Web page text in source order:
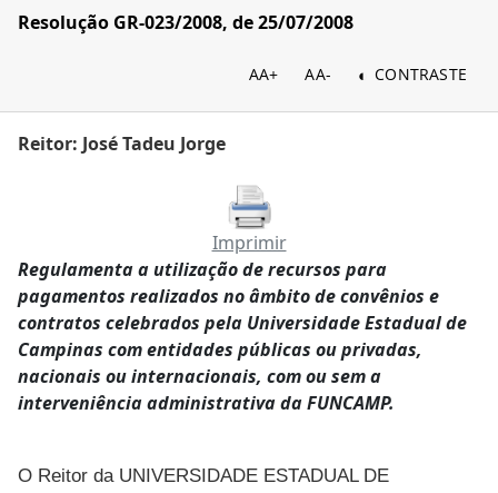
Resolução GR-023/2008, de 25/07/2008
AA+ AA- CONTRASTE
Reitor: José Tadeu Jorge
Imprimir
Regulamenta a utilização de recursos para
pagamentos realizados no âmbito de convênios e
contratos celebrados pela Universidade Estadual de
Campinas com entidades públicas ou privadas,
nacionais ou internacionais, com ou sem a
interveniência administrativa da FUNCAMP.
O Reitor da UNIVERSIDADE ESTADUAL DE